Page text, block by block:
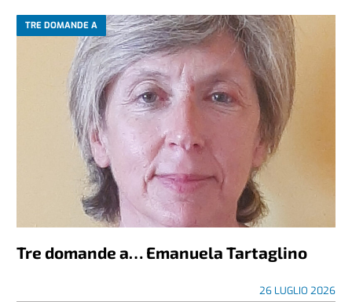
TRE DOMANDE A
Tre domande a… Emanuela Tartaglino
26 LUGLIO 2026